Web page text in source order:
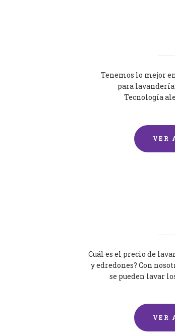
Tenemos lo mejor
para
Tecnología
VER
Cuál es el precio de
y edredones? Con
se pueden lavar
VER